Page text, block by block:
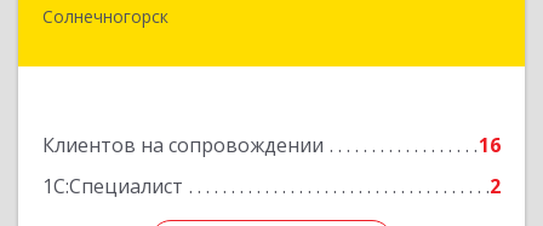
Солнечногорск
Клиентов на сопровождении
16
1С:Специалист
2
141503, Московская обл, Солнечногорский р-н,